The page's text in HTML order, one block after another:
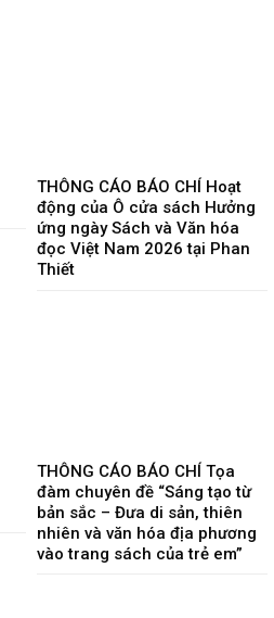
THÔNG CÁO BÁO CHÍ Hoạt
động của Ô cửa sách Hưởng
ứng ngày Sách và Văn hóa
đọc Việt Nam 2026 tại Phan
Thiết
THÔNG CÁO BÁO CHÍ Tọa
đàm chuyên đề “Sáng tạo từ
bản sắc – Đưa di sản, thiên
nhiên và văn hóa địa phương
vào trang sách của trẻ em”